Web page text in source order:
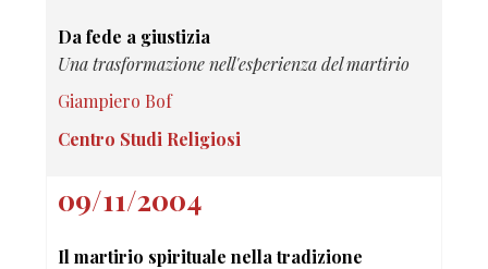
Da fede a giustizia
Una trasformazione nell'esperienza del martirio
Giampiero Bof
Centro Studi Religiosi
09/11/2004
Il martirio spirituale nella tradizione